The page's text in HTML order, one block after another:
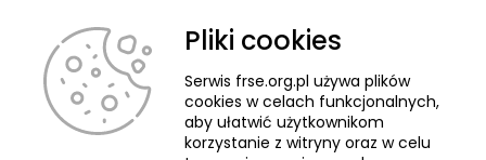
kontakt@frse.org.pl
Pliki cookies
Serwis frse.org.pl używa plików
cookies w celach funkcjonalnych,
aby ułatwić użytkownikom
korzystanie z witryny oraz w celu